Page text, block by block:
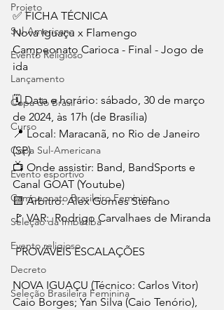
Projeto
Sul-Americana
Evento Religioso
Lançamento
Copa do Brasil
Curso
Copa Sul-Americana
Evento esportivo
Campeonato Brasileiro Feminino
Seleção da Imbetiba
Evento religioso
Decreto
Seleção Brasileira Feminina
✅ FICHA TÉCNICA
Nova Iguaçu x Flamengo
Campeonato Carioca - Final - Jogo de
ida
🗓️ Data e horário: sábado, 30 de março
de 2024, às 17h (de Brasília)
📍 Local: Maracanã, no Rio de Janeiro
(SP)
📺 Onde assistir: Band, BandSports e
Canal GOAT (Youtube)
🟨 Árbitro: Alex Gomes Stéfano
🚩 VAR:  Rodrigo Carvalhaes de Miranda
PROVÁVEIS ESCALAÇÕES
NOVA IGUAÇU (Técnico: Carlos Vitor)
Caio Borges; Yan Silva (Caio Tenório),